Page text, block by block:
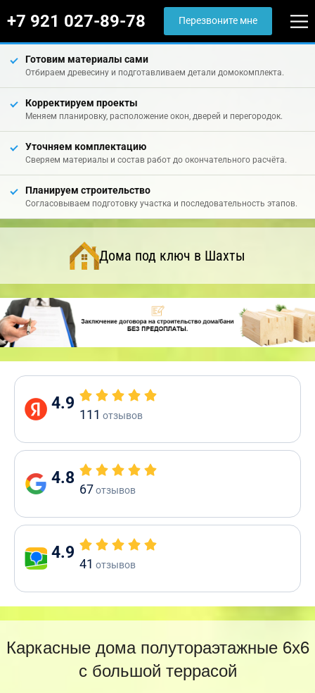
+7 921 027-89-78 Перезвоните мне
Готовим материалы сами
Отбираем древесину и подготавливаем детали домокомплекта.
Корректируем проекты
Меняем планировку, расположение окон, дверей и перегородок.
Уточняем комплектацию
Сверяем материалы и состав работ до окончательного расчёта.
Планируем строительство
Согласовываем подготовку участка и последовательность этапов.
Дома под ключ в Шахты
4.9
111 отзывов
4.8
67отзывов
4.9
41 отзывов
Каркасные дома полутораэтажные 6х6
с большой террасой